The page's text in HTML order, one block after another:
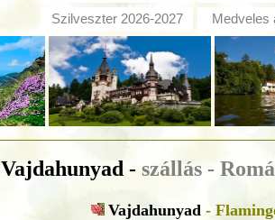
Szilveszter 2026-2027 Medveles
Vajdahunyad - szállás -
Vajdahunyad -